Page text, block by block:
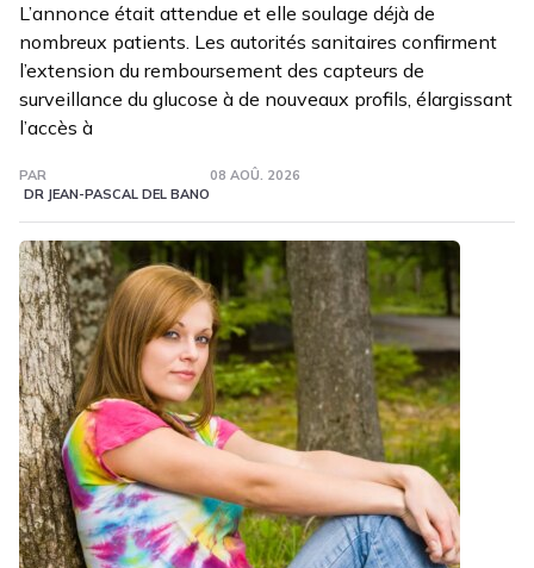
L’annonce était attendue et elle soulage déjà de
nombreux patients. Les autorités sanitaires confirment
l’extension du remboursement des capteurs de
surveillance du glucose à de nouveaux profils, élargissant
l’accès à
PAR
DR JEAN-PASCAL DEL BANO
08 AOÛ. 2026